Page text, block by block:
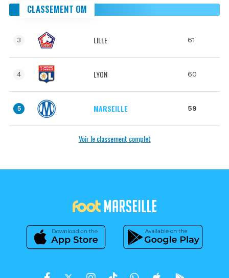
CLASSEMENT OM
3 LILLE 61
4 LYON 60
5 MARSEILLE 59
Voir le classement complet